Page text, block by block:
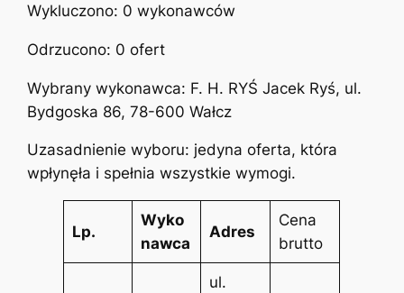
Wykluczono: 0 wykonawców
Odrzucono: 0 ofert
Wybrany wykonawca: F. H. RYŚ Jacek Ryś, ul.
Bydgoska 86, 78-600 Wałcz
Uzasadnienie wyboru: jedyna oferta, która
wpłynęła i spełnia wszystkie wymogi.
Lp.
Wyko
nawca
Adres
Cena
brutto
ul.